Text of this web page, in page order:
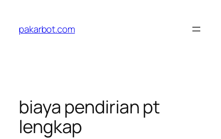
content
pakarbot.com
biaya pendirian pt
lengkap